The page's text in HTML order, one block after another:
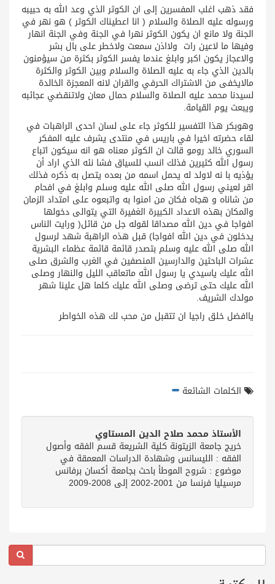
فقد ذهب اغلب المفسرين إلى ان الكوثر الذي وعد الله به حبيبه
ورسوله عليه الصلاة والسلام ( انا اعطيناك الكوثر ) هو نهر في
الجنة ولا مانع ان يكون الكوثر نهرا في الجنة وفي الجنة انهار
وفيها ما لاعين رات ولااذن سمعت ولاخطر على بال بشر
والاعجاز يكون اكبر وابلغ عندما يفسر الكوثر بكثرة من سيؤمنون
بالدين الذي جاء به عليه الصلاة والسلام وبين الكوثر والكثرة
مالايخفى من الاشتراك الحرفي والقران لانه المعجزة الخالدة
لسيدنا محمد عليه الصلاة والسلام حمال معان ولاتنقضي عجائبه
ويبعث يوم القيامة.
وهوبكر هذا التفسير للكوثر جاء على لسان احدى الراهبات في
لقاء حضرته اخيرا في باريس في منتدى يشرف عليه المفكر
السوري خالد رومو قالت ان الكوثر معناه هو انه سيكون اتباع
رسول الله كثيرين فذلك انسب للسياق فشا نئه الذي اراد أن
يؤذيه با نه لاولد له يحمل اسمه من بعده يتصل به ذكره فذلك
اقر لعيني رسول الله صلى الله عليه وسلم وابلغ في افحام
من شاناه و هجاه فكان من امنوا به واتبعوه على امتداد الزمان
والمكان بهذه الاعداد الكبيرة الغفيرة التي يتوالى دخولها
افواجا في دين الله مصداقا لقوله جل من قائل( ورايت الناس
يدخلون في دين الله افواجا) قبل هذه الراهبة شهد لرسول
الله صلى الله عليه وسلم بتصدر قائمة قائمة عظماء البشرية
عشرات الباحثين والدارسين المنصفين في الغرب والشرق صلى
الله عليك ياسيدي يا رسول الله ماتعاقب الليل والنهار وصلى
الله عليك حتى ترضى وصلى الله عليك كلما هل علينا شهر
مولدك الشريف.
ياافضل خلق راجيا ان تتقبل من محب لك هذه الخواطر
الكلمات الشائعة
الأستاذ محمد صلاح الدين المستاوي
خريج جامعة الزيتونة كلية الشريعة قسم الفقه وأصول
الفقه : الليسانس وشهادة الدراسات المعمقة في
موضوع : شروح الموطأ باحث بجامعة أكسان برفانس
مرسيليا فرنسا من 2001-2002 إلى 2008-2009